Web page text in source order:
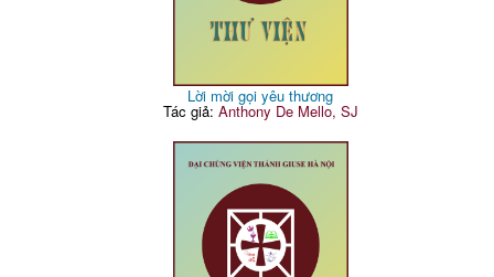
Lời mời gọi yêu thương
Tác giả: Anthony De Mello, SJ